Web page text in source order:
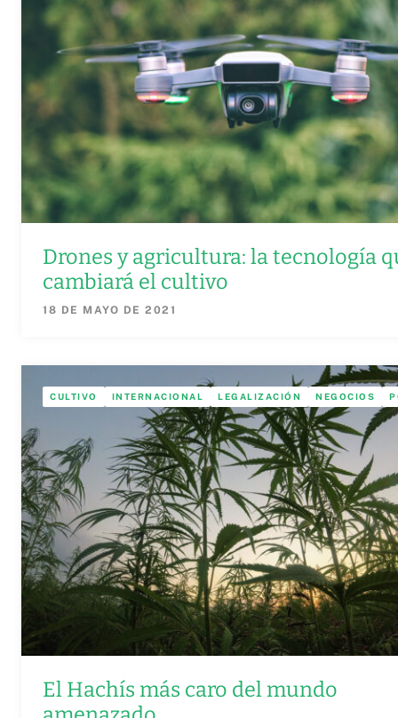
Drones y agricultura: la tecnología
cambiará el cultivo
18 DE MAYO DE 2021
CULTIVO INTERNACIONAL LEGALIZACIÓN NEGOCIOS
El Hachís más caro del mundo